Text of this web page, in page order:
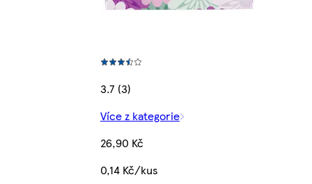
3.7 (3)
Více z kategorie
26,90 Kč
0,14 Kč/kus